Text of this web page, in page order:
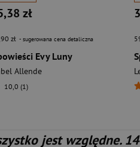
zł
zł - sugerowana cena detaliczna
Evy Luny
Allende
10,0 (1)
jest względne.